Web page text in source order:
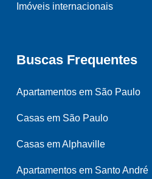
Imóveis internacionais
Buscas Frequentes
Apartamentos em São Paulo
Casas em São Paulo
Casas em Alphaville
Apartamentos em Santo André